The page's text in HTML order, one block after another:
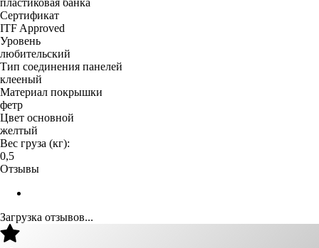
Сертификат
ITF Approved
Уровень
любительский
Тип соединения панелей
клееный
Материал покрышки
фетр
Цвет основной
желтый
Вес груза (кг):
0,5
Отзывы
Загрузка отзывов...